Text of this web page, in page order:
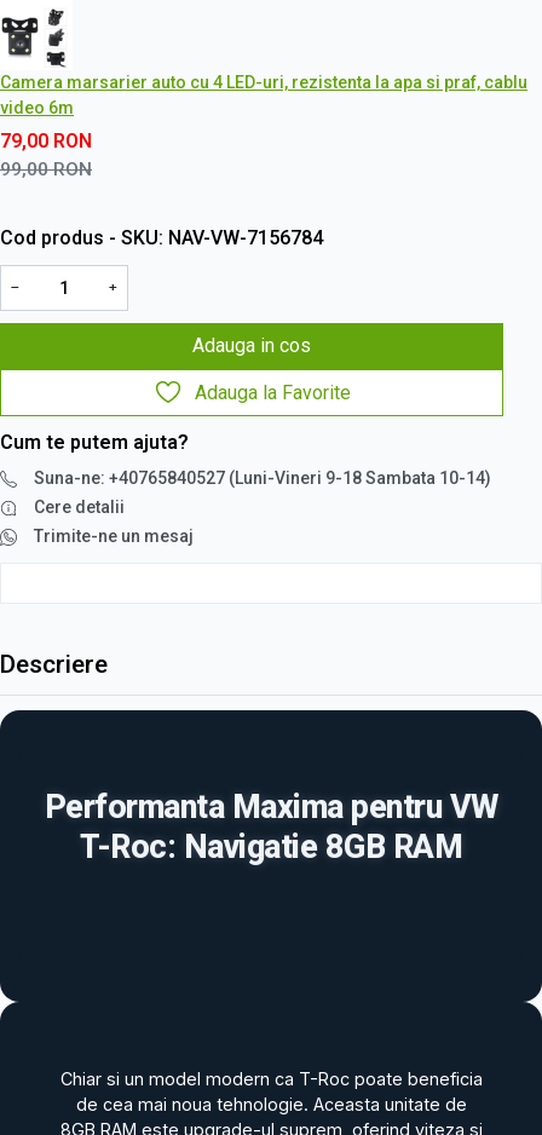
Camera marsarier auto cu 4 LED-uri, rezistenta la apa si praf, cablu
video 6m
79,00 RON
99,00RON
Cod produs - SKU NAV-VW-7156784
− +
Adauga in cos
Adauga la Favorite
Cum te putem ajuta?
Suna-ne: +40765840527 (Luni-Vineri 9-18 Sambata 10-14)
Cere detalii
Trimite-ne un mesaj
Descriere
Performanta Maxima pentru VW
T-Roc: Navigatie 8GB RAM
Chiar si un model modern ca T-Roc poate beneficia
de cea mai noua tehnologie. Aceasta unitate de
8GB RAM este upgrade-ul suprem, oferind viteza si